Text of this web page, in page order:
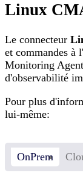
Linux
Le connecteur
et commandes à
Monitoring
d'observabilité
Pour plus
lui-même:
OnPrem